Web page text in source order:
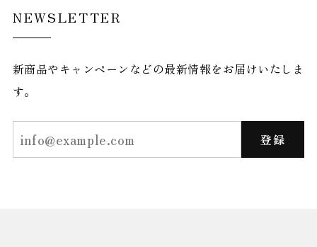
NEWSLETTER
新商品やキャンペーンなどの最新情報をお届けいたしま
す。
登録